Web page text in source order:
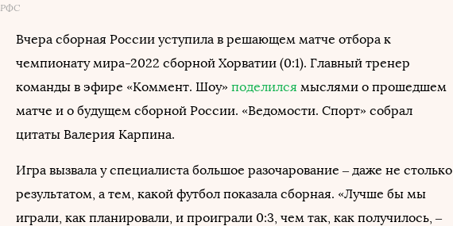
РФС
Вчера сборная России уступила в решающем матче отбора к
чемпионату мира-2022 сборной Хорватии (0:1). Главный тренер
команды в эфире «Коммент. Шоу» поделился мыслями о прошедшем
матче и о будущем сборной России. «Ведомости. Спорт» собрал
цитаты Валерия Карпина.
Игра вызвала у специалиста большое разочарование – даже не столько
результатом, а тем, какой футбол показала сборная. «Лучше бы мы
играли, как планировали, и проиграли 0:3, чем так, как получилось, –